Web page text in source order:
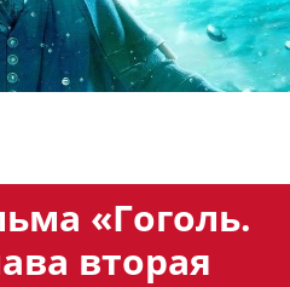
«Гоголь.
вторая